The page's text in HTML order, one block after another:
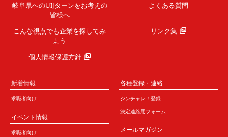
岐阜県へのUIJターンをお考えの
皆様へ
よくある質問
こんな視点でも企業を探してみ
よう
リンク集
個人情報保護方針
新着情報
求職者向け
イベント情報
求職者向け
各種登録・連絡
ジンチャレ！登録
決定連絡用フォーム
メールマガジン